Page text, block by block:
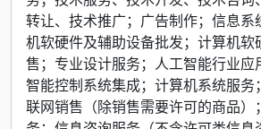
转让、技术推广；广告制作；信息系
机软硬件及辅助设备批发；计算机软
售；专业设计服务；人工智能行业应
智能控制系统集成；计算机系统服务
联网销售（除销售需要许可的商品）